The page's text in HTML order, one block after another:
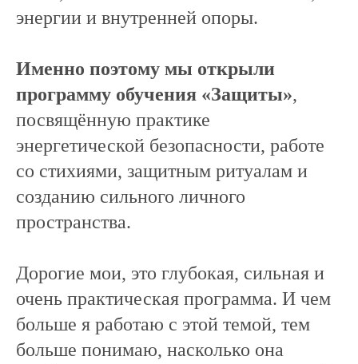
энергии и внутренней опоры.
Именно поэтому мы открыли
программу обучения «Защиты»,
посвящённую практике
энергетической безопасности, работе
со стихиями, защитным ритуалам и
созданию сильного личного
пространства.
Дорогие мои, это глубокая, сильная и
очень практическая программа. И чем
больше я работаю с этой темой, тем
больше понимаю, насколько она